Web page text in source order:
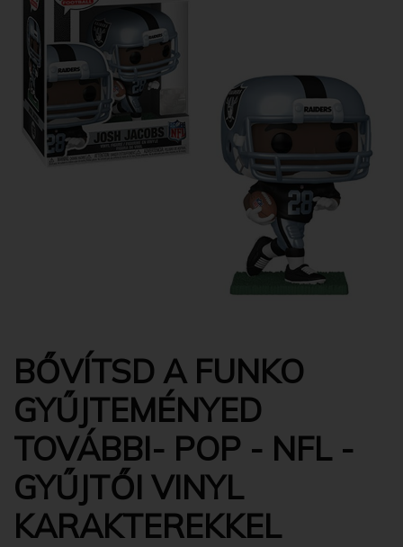
BŐVÍTSD A FUNKO
GYŰJTEMÉNYED
TOVÁBBI- POP - NFL -
GYŰJTŐI VINYL
KARAKTEREKKEL